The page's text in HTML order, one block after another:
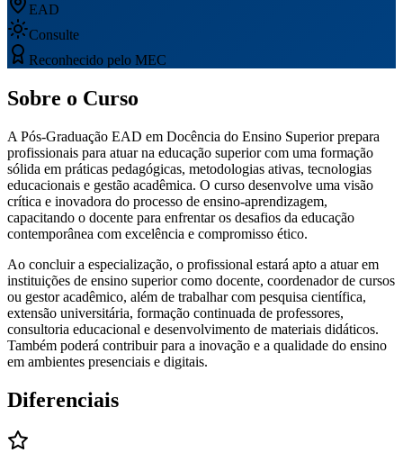
EAD
Consulte
Reconhecido pelo MEC
Sobre o Curso
A Pós-Graduação EAD em Docência do Ensino Superior prepara
profissionais para atuar na educação superior com uma formação
sólida em práticas pedagógicas, metodologias ativas, tecnologias
educacionais e gestão acadêmica. O curso desenvolve uma visão
crítica e inovadora do processo de ensino-aprendizagem,
capacitando o docente para enfrentar os desafios da educação
contemporânea com excelência e compromisso ético.
Ao concluir a especialização, o profissional estará apto a atuar em
instituições de ensino superior como docente, coordenador de cursos
ou gestor acadêmico, além de trabalhar com pesquisa científica,
extensão universitária, formação continuada de professores,
consultoria educacional e desenvolvimento de materiais didáticos.
Também poderá contribuir para a inovação e a qualidade do ensino
em ambientes presenciais e digitais.
Diferenciais